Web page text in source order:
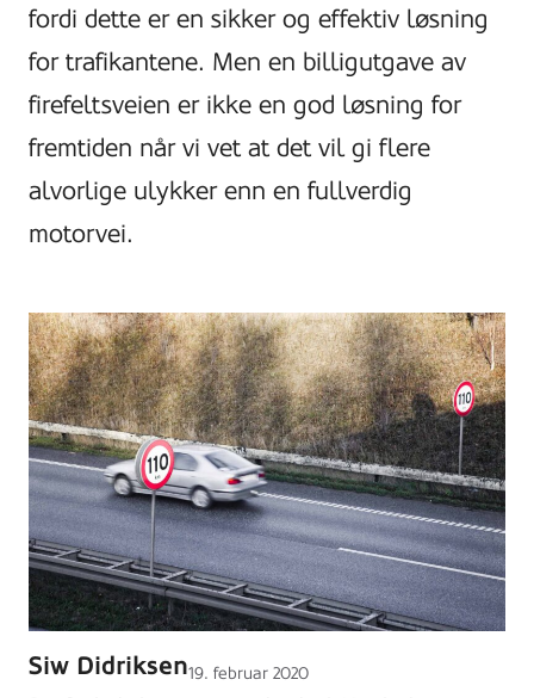
fordi dette er en sikker og effektiv løsning
for trafikantene. Men en billigutgave av
firefeltsveien er ikke en god løsning for
fremtiden når vi vet at det vil gi flere
alvorlige ulykker enn en fullverdig
motorvei.
Siw DidriksenLagt
19. februar 2020